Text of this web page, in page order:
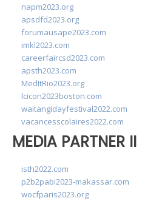
napm2023.org
apsdfd2023.org
forumausape2023.com
imkl2023.com
careerfaircsd2023.com
apsth2023.com
MedItRio2023.org
lcicon2023boston.com
waitangidayfestival2022.com
vacancesscolaires2022.com
MEDIA PARTNER II
isth2022.com
p2b2pabi2023-makassar.com
wocfparis2023.org